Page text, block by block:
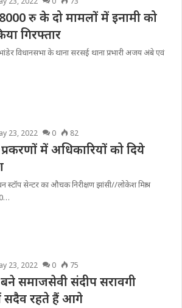
रु के दो मामलों में इनामी को
गिरफ्तार
विधानसभा के थाना सरसई थाना प्रभारी अजय अंबे एवं
23, 2022 0 82
में अधिकारियों को दिये
सेन्टर का औचक निरीक्षण झांसी//लोकेश मिश्रा
23, 2022 0 75
समाजसेवी संदीप सरावगी
सदैव रहते हैं आगे